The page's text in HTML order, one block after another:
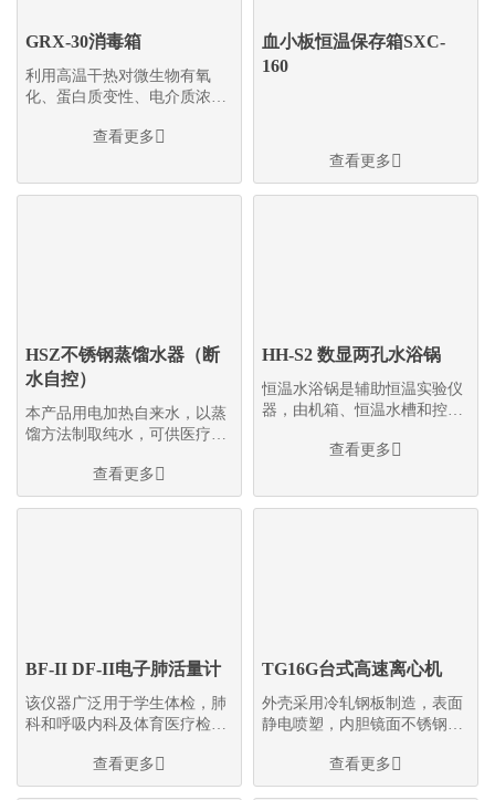
GRX-30消毒箱
利用高温干热对微生物有氧
化、蛋白质变性、电介质浓缩
查看更多 
血小板恒温保存箱SXC-
160
查看更多 
HSZ不锈钢蒸馏水器（断
水自控）
本产品用电加热自来水，以蒸
馏方法制取纯水，可供医疗、
查看更多 
HH-S2 数显两孔水浴锅
恒温水浴锅是辅助恒温实验仪
器，由机箱、恒温水槽和控温
查看更多 
BF-II DF-II电子肺活量计
该仪器广泛用于学生体检，肺
科和呼吸内科及体育医疗检
查看更多 
TG16G台式高速离心机
外壳采用冷轧钢板制造，表面
静电喷塑，内胆镜面不锈钢；
查看更多 